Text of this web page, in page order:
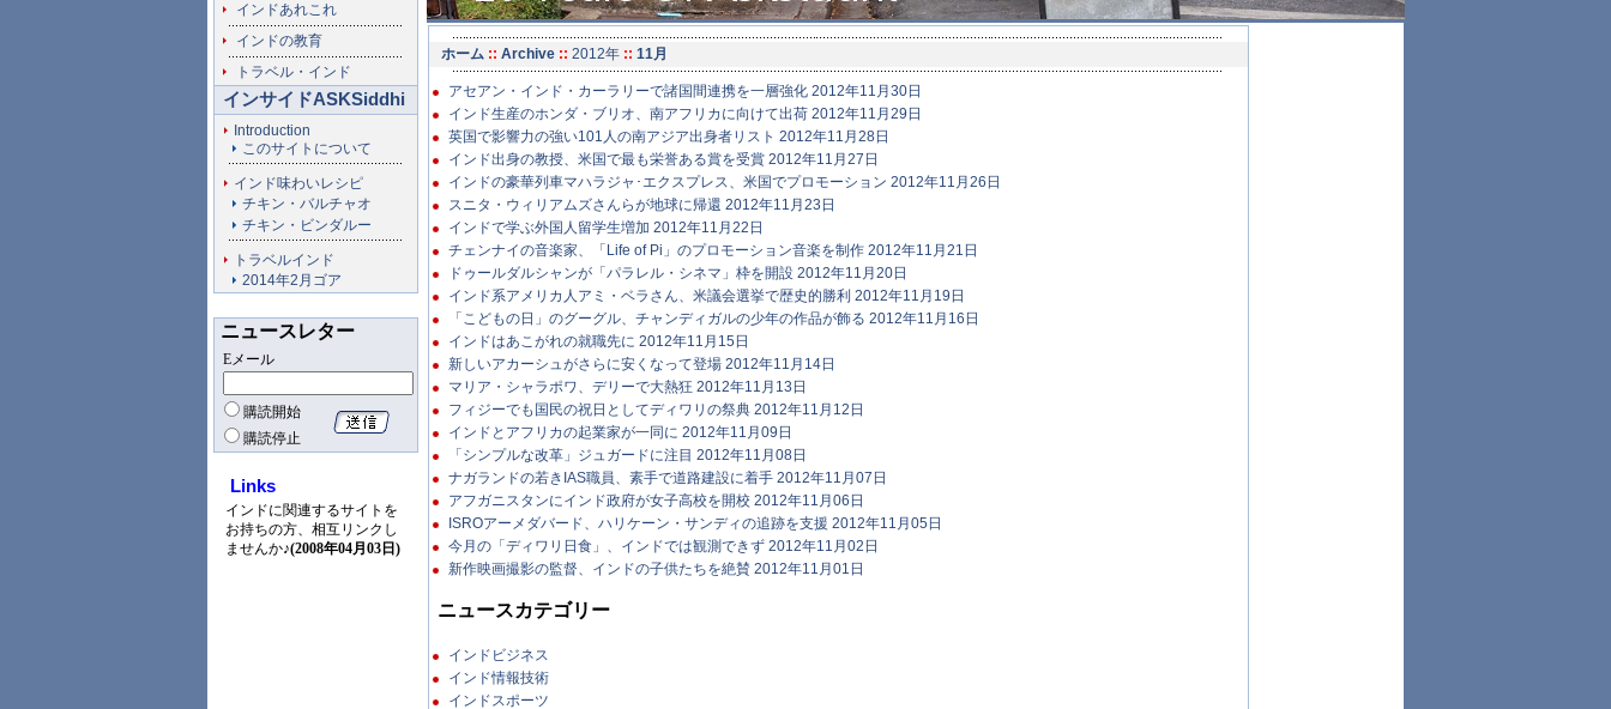
インドあれこれ
インドの教育
トラベル・インド
インサイドASKSiddhi
Introduction
このサイトについて
インド味わいレシピ
チキン・バルチャオ
チキン・ビンダルー
トラベルインド
2014年2月ゴア
ニュースレター
Eメール
購読開始
購読停止
Links
インドに関連するサイトを
お持ちの方、相互リンクし
ませんか♪(2008年04月03日)
ホーム :: Archive :: 2012年 :: 11月
アセアン・インド・カーラリーで諸国間連携を一層強化 2012年11月30日
インド生産のホンダ・ブリオ、南アフリカに向けて出荷 2012年11月29日
英国で影響力の強い101人の南アジア出身者リスト 2012年11月28日
インド出身の教授、米国で最も栄誉ある賞を受賞 2012年11月27日
インドの豪華列車マハラジャ･エクスプレス、米国でプロモーション 2012年11月26日
スニタ・ウィリアムズさんらが地球に帰還 2012年11月23日
インドで学ぶ外国人留学生増加 2012年11月22日
チェンナイの音楽家、「Life of Pi」のプロモーション音楽を制作 2012年11月21日
ドゥールダルシャンが「パラレル・シネマ」枠を開設 2012年11月20日
インド系アメリカ人アミ・ベラさん、米議会選挙で歴史的勝利 2012年11月19日
「こどもの日」のグーグル、チャンディガルの少年の作品が飾る 2012年11月16日
インドはあこがれの就職先に 2012年11月15日
新しいアカーシュがさらに安くなって登場 2012年11月14日
マリア・シャラポワ、デリーで大熱狂 2012年11月13日
フィジーでも国民の祝日としてディワリの祭典 2012年11月12日
インドとアフリカの起業家が一同に 2012年11月09日
「シンプルな改革」ジュガードに注目 2012年11月08日
ナガランドの若きIAS職員、素手で道路建設に着手 2012年11月07日
アフガニスタンにインド政府が女子高校を開校 2012年11月06日
ISROアーメダバード、ハリケーン・サンディの追跡を支援 2012年11月05日
今月の「ディワリ日食」、インドでは観測できず 2012年11月02日
新作映画撮影の監督、インドの子供たちを絶賛 2012年11月01日
ニュースカテゴリー
インドビジネス
インド情報技術
インドスポーツ